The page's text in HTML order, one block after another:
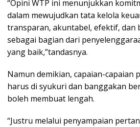
“Opini WTP ini menunjukkan
dalam mewujudkan tata kelola
transparan, akuntabel, efektif, dan
sebagai bagian dari
yang baik,”tandasnya.
Namun demikian, capaian-capaian
harus di syukuri dan banggakan
boleh membuat lengah.
“Justru melalui penyampaian